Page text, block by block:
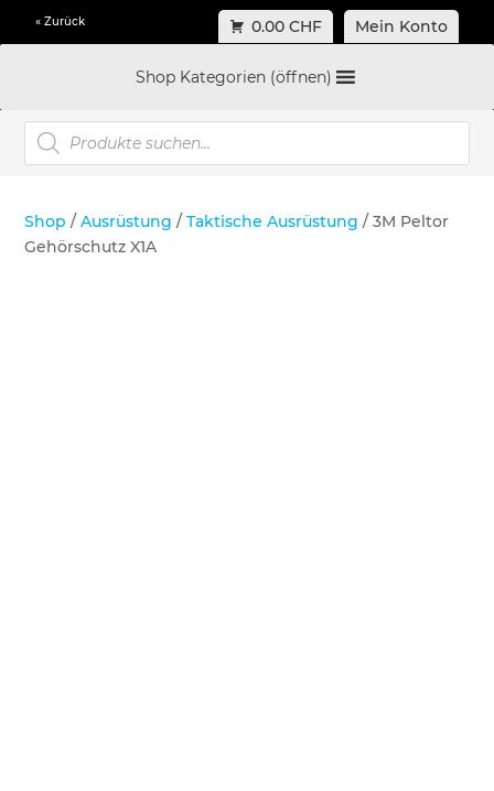
« Zurück 0.00 CHF Mein Konto
Shop Kategorien (öffnen)
Products
search
Shop /Ausrüstung /Taktische Ausrüstung / 3M Peltor
Gehörschutz X1A